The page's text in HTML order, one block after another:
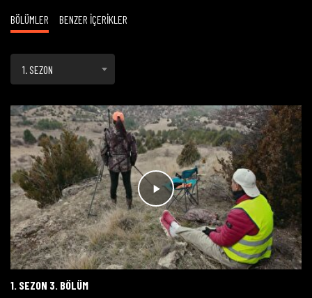
BÖLÜMLER BENZER İÇERİKLER
1. SEZON
1. SEZON 3. BÖLÜM